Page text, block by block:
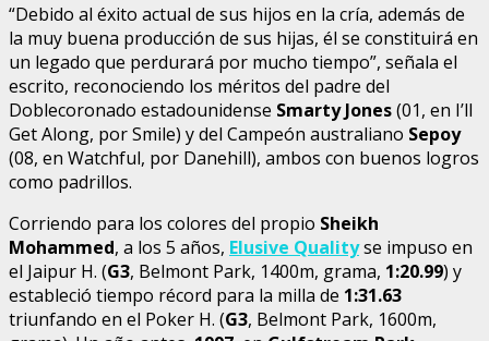
“Debido al éxito actual de sus hijos en la cría, además de
la muy buena producción de sus hijas, él se constituirá en
un legado que perdurará por mucho tiempo”, señala el
escrito, reconociendo los méritos del padre del
Doblecoronado estadounidense Smarty Jones(01, en I’ll
Get Along, por Smile) y del Campeón australiano Sepoy
(08, en Watchful, por Danehill), ambos con buenos logros
como padrillos.
Corriendo para los colores del propio Sheikh
Mohammed, a los 5 años, Elusive Qualityse impuso en
el Jaipur H. (G3, Belmont Park, 1400m, grama, 1:20.99) y
estableció tiempo récord para la milla de 1:31.63
triunfando en el Poker H. (G3, Belmont Park, 1600m,